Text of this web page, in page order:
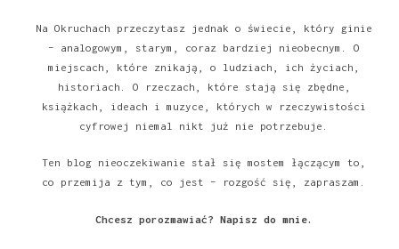
Na Okruchach przeczytasz jednak o świecie, który ginie
– analogowym, starym, coraz bardziej nieobecnym. O
miejscach, które znikają, o ludziach, ich życiach,
historiach. O rzeczach, które stają się zbędne,
książkach, ideach i muzyce, których w rzeczywistości
cyfrowej niemal nikt już nie potrzebuje.
Ten blog nieoczekiwanie stał się mostem łączącym to,
co przemija z tym, co jest – rozgość się, zapraszam.
Chcesz porozmawiać? Napisz do mnie.